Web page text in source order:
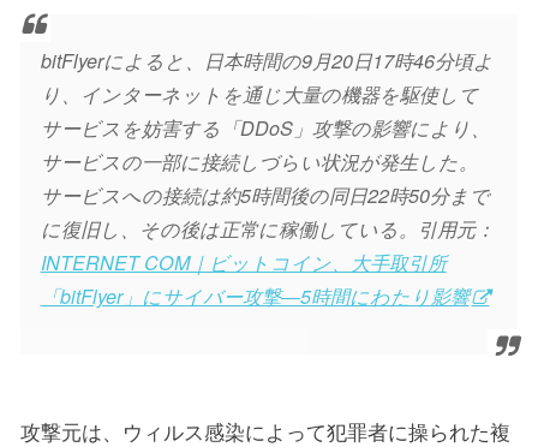
bitFlyerによると、日本時間の9月20日17時46分頃よ
り、インターネットを通じ大量の機器を駆使して
サービスを妨害する「DDoS」攻撃の影響により、
サービスの一部に接続しづらい状況が発生した。
サービスへの接続は約5時間後の同日22時50分まで
に復旧し、その後は正常に稼働している。引用元：
INTERNET COM｜ビットコイン、大手取引所
「bitFlyer」にサイバー攻撃―5時間にわたり影響
攻撃元は、ウィルス感染によって犯罪者に操られた複